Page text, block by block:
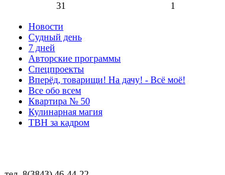
31
1
Новости
Судный день
7 дней
Авторские программы
Спецпроекты
Вперёд, товарищи! На дачу! - Всё моё!
Все обо всем
Квартира № 50
Кулинарная магия
ТВН за кадром